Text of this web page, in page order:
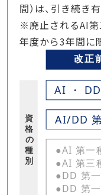
間）は、引き続き
※廃止されるAI第
年度から3年間に